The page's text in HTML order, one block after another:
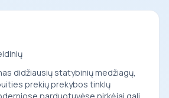
didžiausių statybinių medžiagų,
prekių prekybos tinklų